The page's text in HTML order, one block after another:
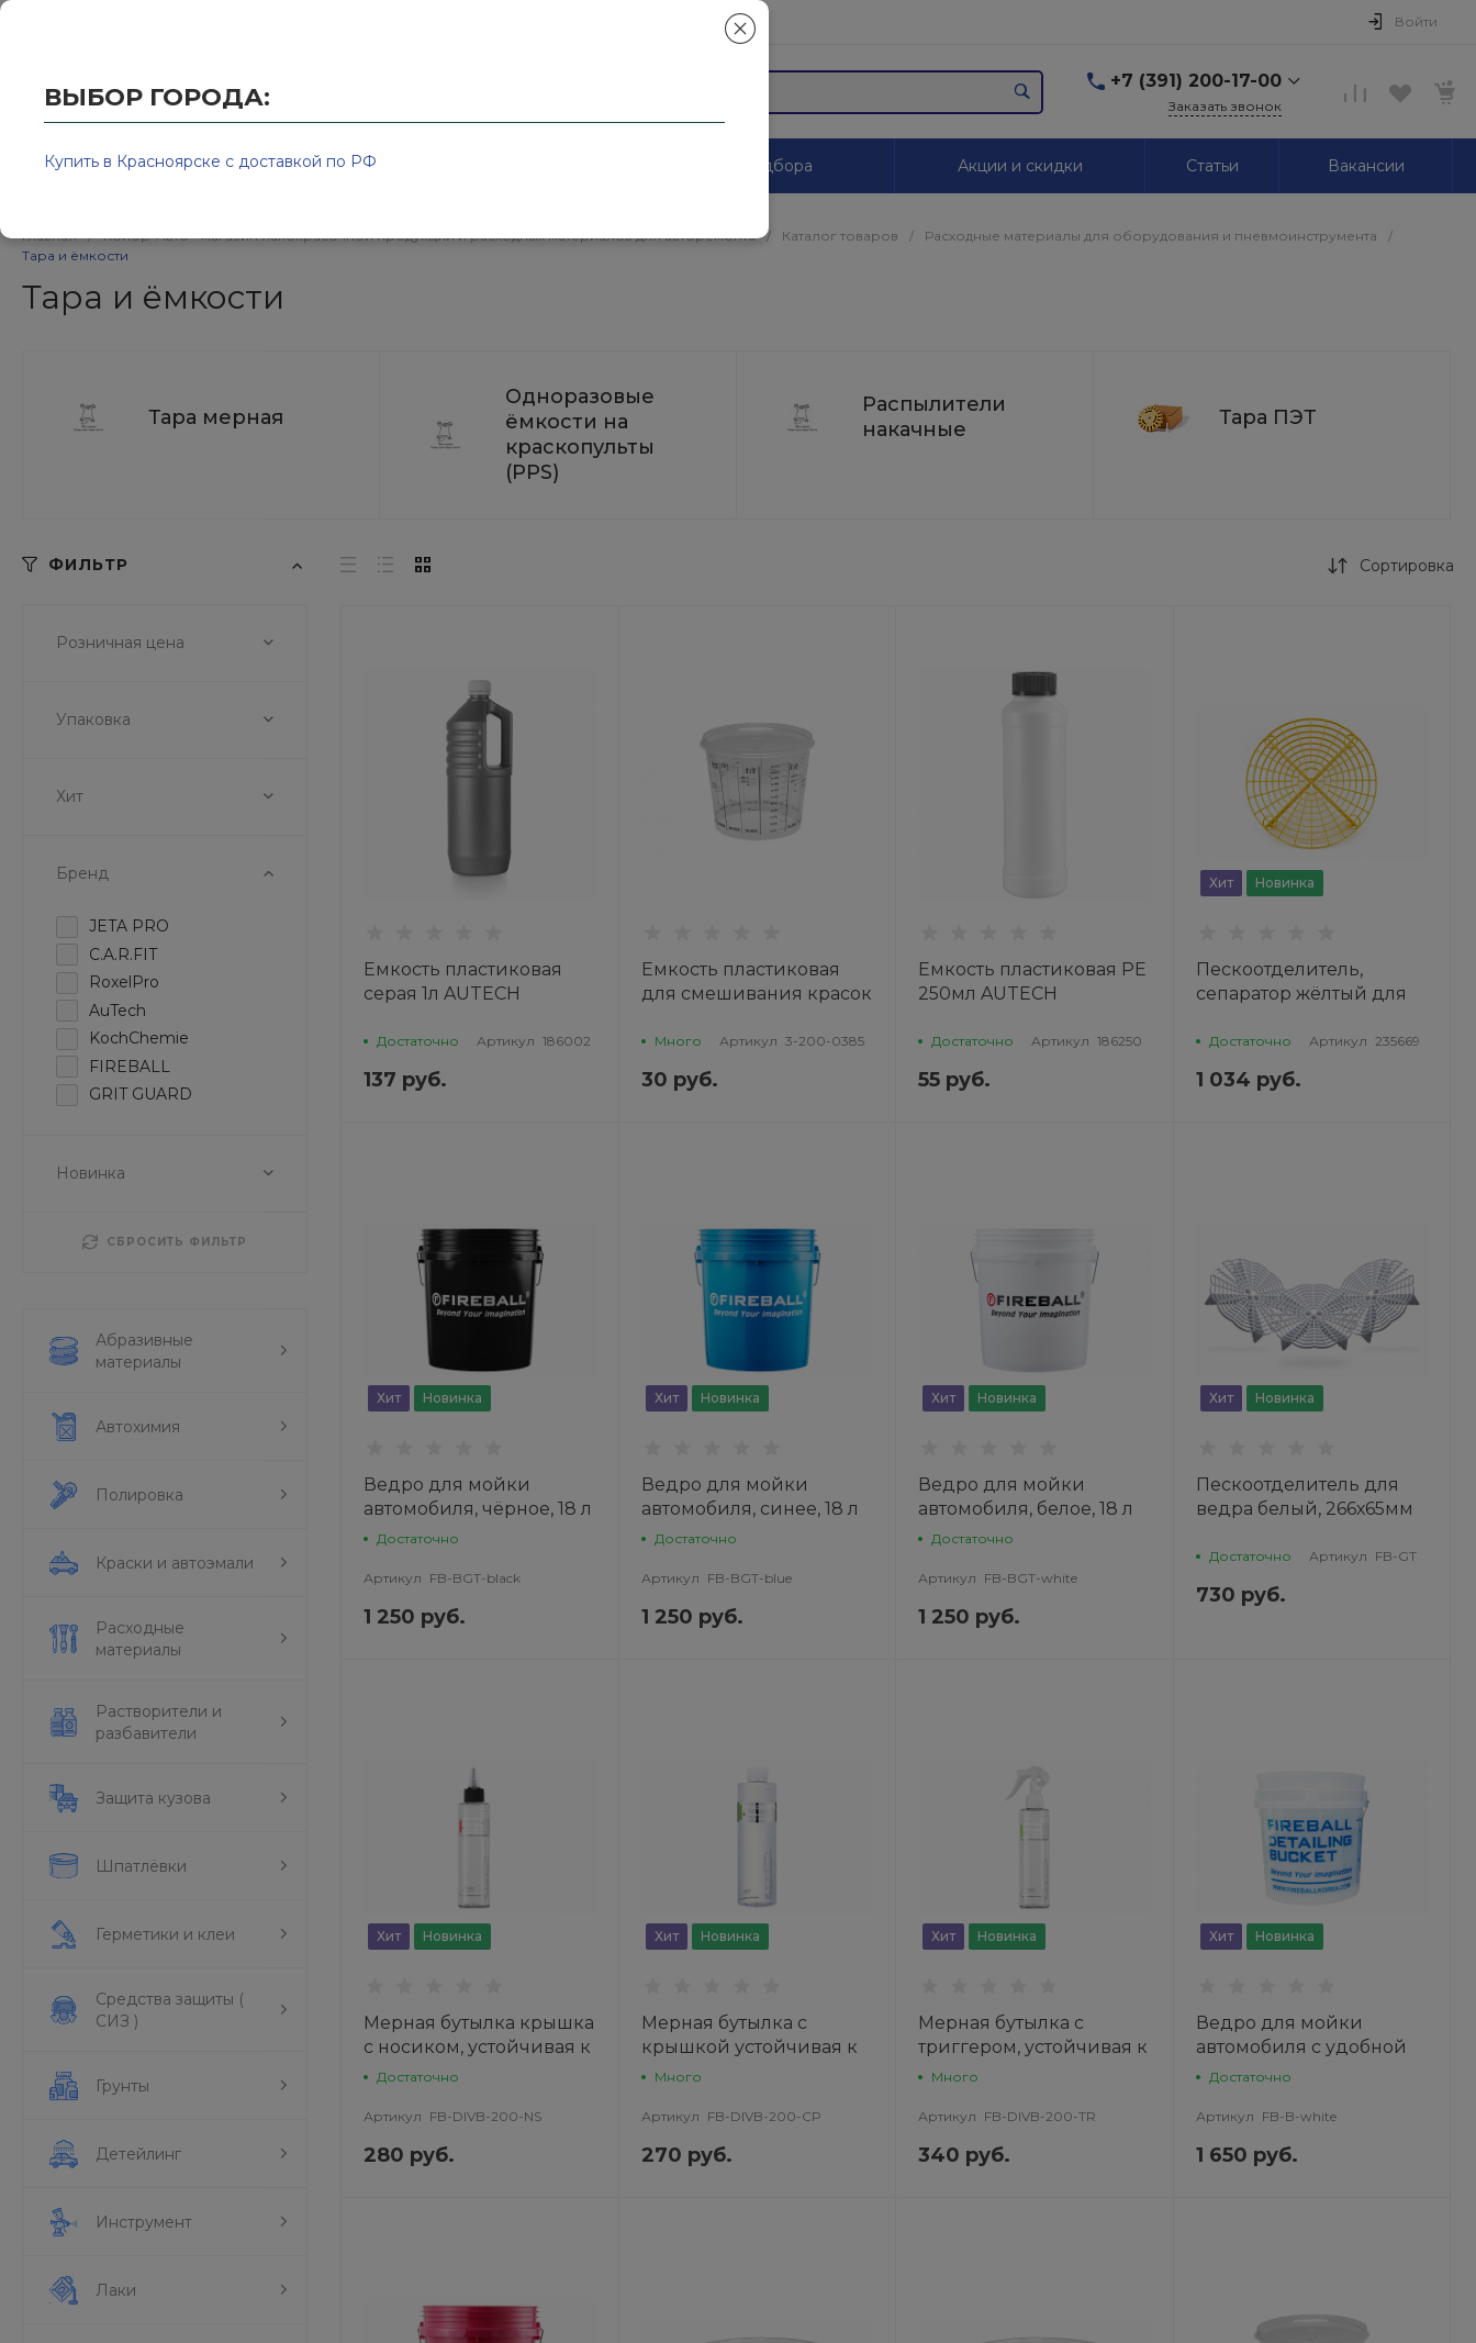
Войти
+7 (391) 200-17-00
г. Красноярск,
+7 (319) 218-03-30
+7 (391) 264-22-77,
+7 (391) 264-28-92
+7 (391) 217-90-96
Вс: 10.00-18.00
Заказать звонок
Каталог товаров Системы цветоподбора Акции и скидки Статьи Вакансии
Главная / Колор-Авто - магазин лакокрасочной продукции и расходных материалов для авторемонта / Каталог товаров / Расходные материалы для оборудования и пневмоинструмента
/
Тара и ёмкости
Тара и ёмкости
Тара мерная
Одноразовые
ёмкости на
краскопульты
(PPS)
Распылители
накачные
Тара ПЭТ
ФИЛЬТР
Розничная цена
Упаковка
Хит
Бренд
JETA PRO
C.A.R.FIT
RoxelPro
AuTech
KochChemie
FIREBALL
GRIT GUARD
Новинка
СБРОСИТЬ ФИЛЬТР
Абразивные
материалы
Автохимия
Полировка
Краски и автоэмали
Расходные
материалы
Растворители и
разбавители
Защита кузова
Шпатлёвки
Герметики и клеи
Средства защиты (
СИЗ )
Грунты
Детейлинг
Инструмент
Лаки
Сортировка
Емкость пластиковая
серая 1л AUTECH
Достаточно Артикул 186002
137 руб.
Емкость пластиковая
для смешивания красок
FITМного Артикул 3-200-0385
30 руб.
Емкость пластиковая PE
250мл AUTECH
Достаточно Артикул 186250
55 руб.
Хит Новинка
Пескоотделитель,
сепаратор жёлтый для
мойки автомобиля GRIT
Достаточно Артикул 235669
1 034 руб.
Хит Новинка
Ведро для мойки
автомобиля, чёрное, 18 л
Достаточно
Артикул FB-BGT-black
1 250 руб.
Хит Новинка
Ведро для мойки
автомобиля, синее, 18 л
Достаточно
Артикул FB-BGT-blue
1 250 руб.
Хит Новинка
Ведро для мойки
автомобиля, белое, 18 л
Достаточно
Артикул FB-BGT-white
1 250 руб.
Хит Новинка
Пескоотделитель для
ведра белый, 266х65мм
FIREBALL
Достаточно Артикул FB-GT
730 руб.
Хит Новинка
Мерная бутылка крышка
с носиком, устойчивая к
химии, 200 мл. Division
Достаточно
Артикул FB-DIVB-200-NS
280 руб.
Хит Новинка
Мерная бутылка с
крышкой устойчивая к
химии, 200 мл. Division
Много
Артикул FB-DIVB-200-CP
270 руб.
Хит Новинка
Мерная бутылка с
триггером, устойчивая к
химии, 200 мл. Division
Много
Артикул FB-DIVB-200-TR
340 руб.
Хит Новинка
Ведро для мойки
автомобиля с удобной
ручкой Premium, белое
Достаточно
Артикул FB-B-white
1 650 руб.
ВЫБОР ГОРОДА:
Купить в Красноярске с доставкой по РФ